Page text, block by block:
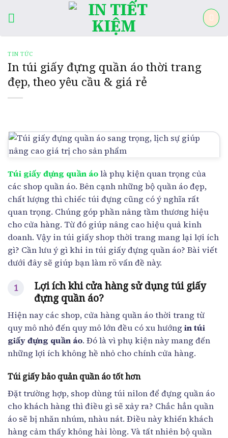
TIN TỨC
In túi giấy đựng quần áo thời trang
đẹp, theo yêu cầu & giá rẻ
Túi giấy đựng quần áolà phụ kiện quan trọng của
các shop quần áo. Bên cạnh những bộ quần áo đẹp,
chất lượng thì chiếc túi đựng cũng có ý nghĩa rất
quan trọng. Chúng góp phần nâng tầm thương hiệu
cho cửa hàng. Từ đó giúp nâng cao hiệu quả kinh
doanh. Vậy in túi giấy shop thời trang mang lại lợi ích
gì? Cần lưu ý gì khi in túi giấy đựng quần áo? Bài viết
dưới đây sẽ giúp bạn làm rõ vấn đề này.
Lợi ích khi cửa hàng sử dụng túi giấy
đựng quần áo?
Hiện nay các shop, cửa hàng quần áo thời trang từ
quy mô nhỏ đến quy mô lớn đều có xu hướng in túi
giấy đựng quần áo. Đó là vì phụ kiện này mang đến
những lợi ích không hề nhỏ cho chính cửa hàng.
Túi giấy bảo quản quần áo tốt hơn
Đặt trường hợp, shop dùng túi nilon để đựng quần áo
cho khách hàng thì điều gì sẽ xảy ra? Chắc hẳn quần
áo sẽ bị nhăn nhúm, nhàu nát. Điều này khiến khách
hàng cảm thấy không hài lòng. Và tất nhiên bộ quần